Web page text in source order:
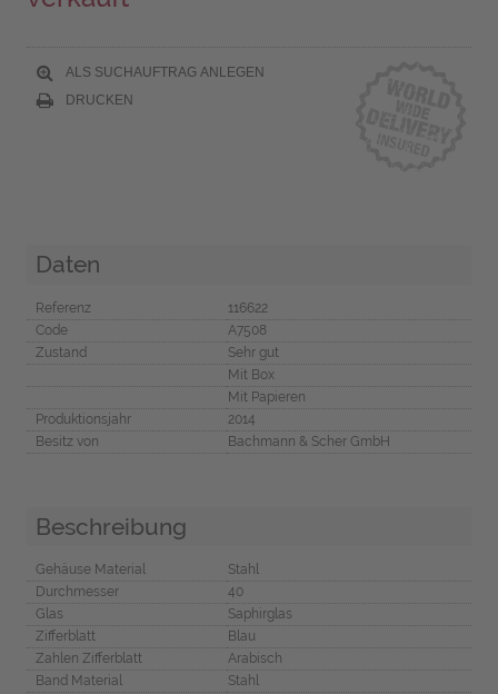
ALS SUCHAUFTRAG ANLEGEN
DRUCKEN
Daten
Referenz
116622
Code
A7508
Zustand
Sehr gut
Mit Box
Mit Papieren
Produktionsjahr
2014
Besitz von
Bachmann & Scher GmbH
Beschreibung
Gehäuse Material
Stahl
Durchmesser
40
Glas
Saphirglas
Zifferblatt
Blau
Zahlen Zifferblatt
Arabisch
Band Material
Stahl